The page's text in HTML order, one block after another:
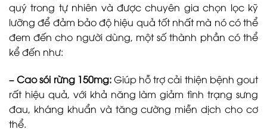
quý trong tự nhiên và được chuyên gia chọn lọc kỹ
lưỡng để đảm bảo độ hiệu quả tốt nhất mà nó có thể
đem đến cho người dùng, một số thành phần có thể
kể đến như:
– Cao sói rừng 150mg:Giúp hỗ trợ cải thiện bệnh gout
rất hiệu quả, với khả năng làm giảm tình trạng sưng
đau, kháng khuẩn và tăng cường miễn dịch cho cơ
thể.